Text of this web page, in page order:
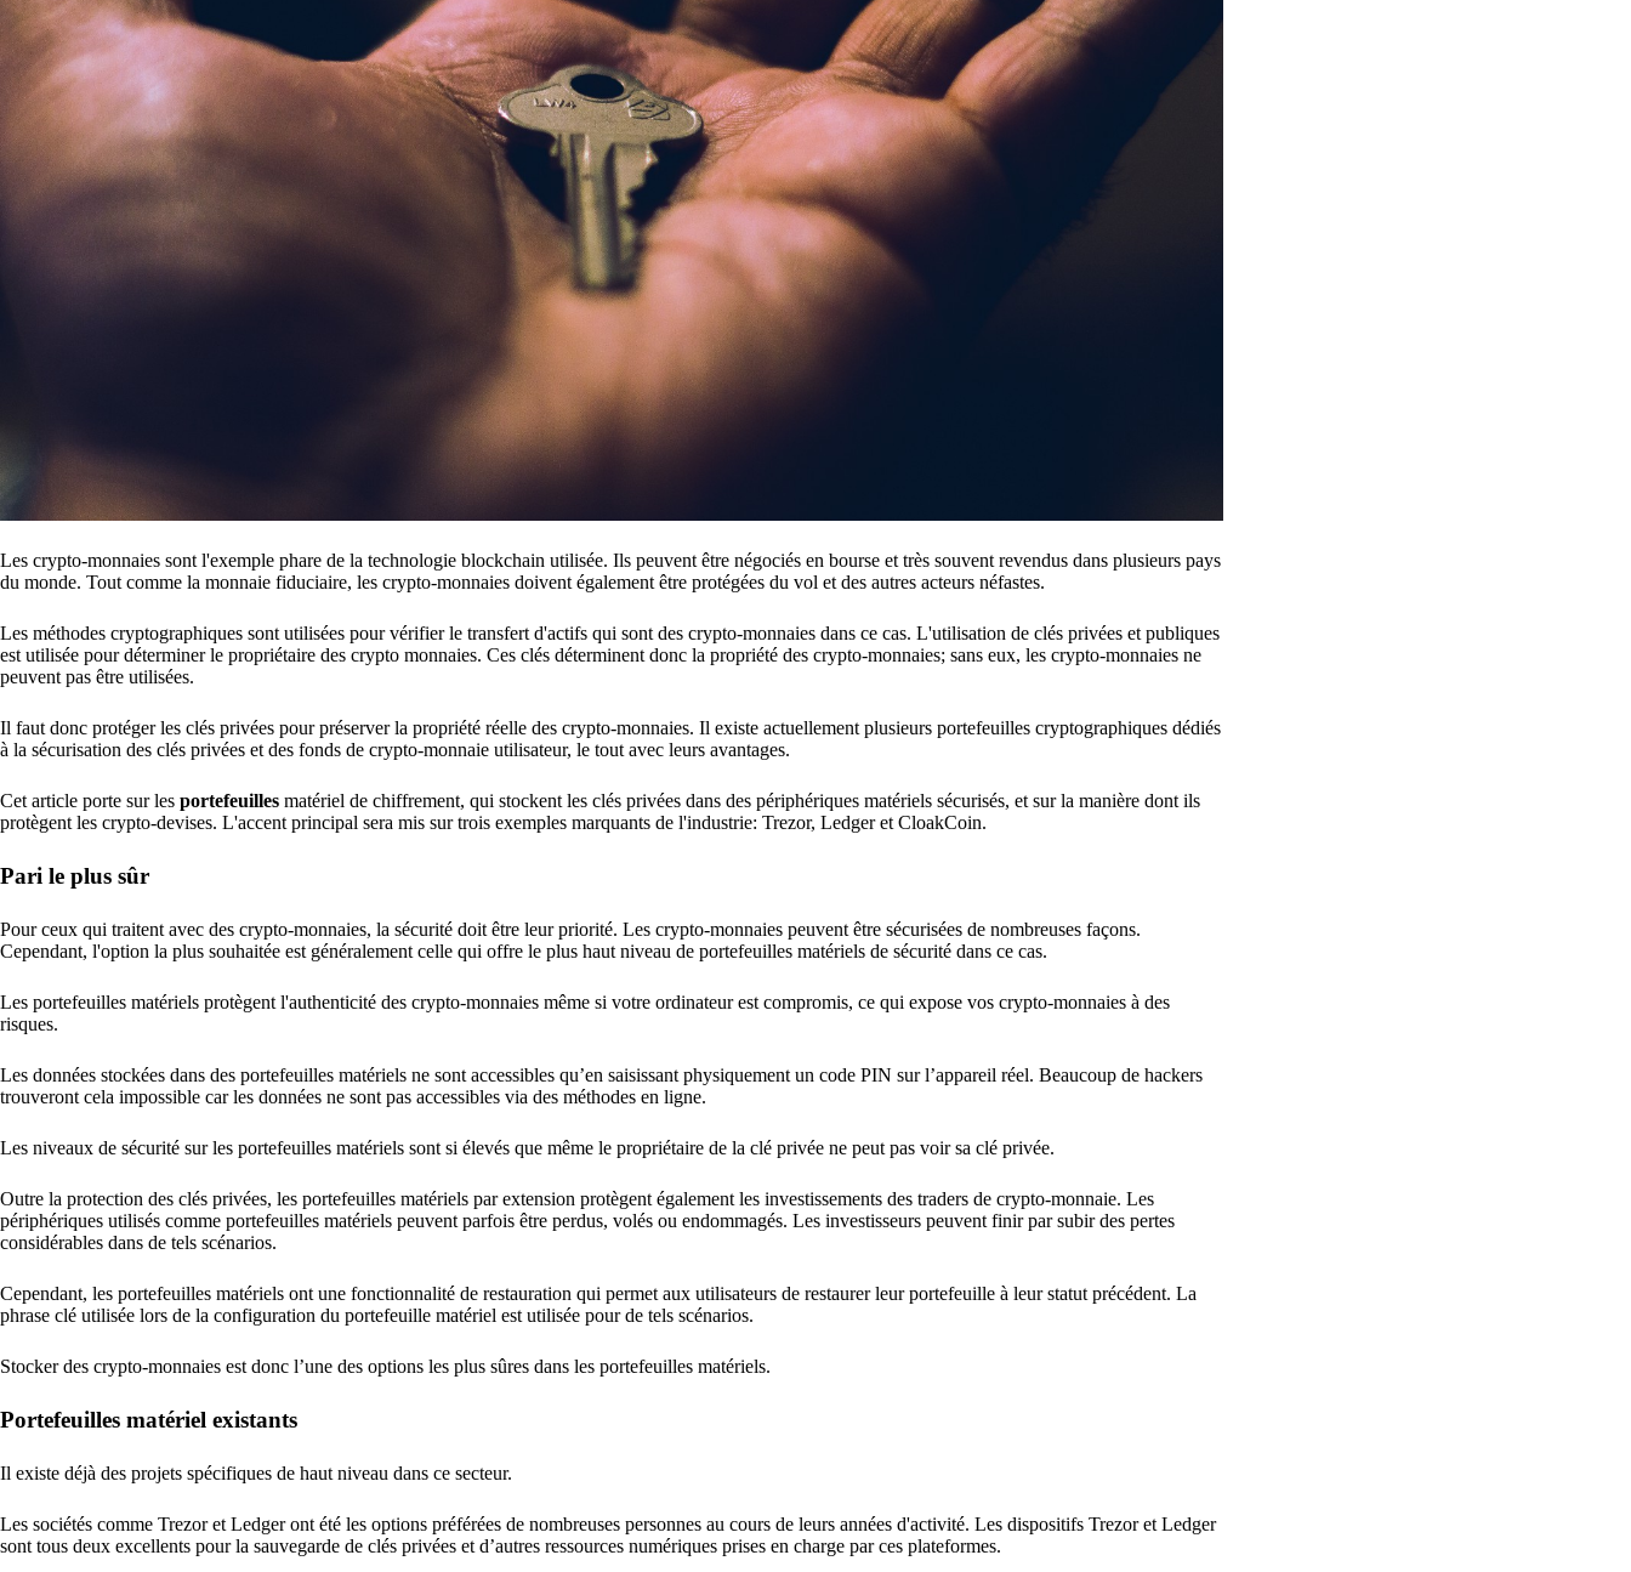
Les crypto-monnaies sont l'exemple phare de la technologie blockchain utilisée. Ils peuvent être négociés en bourse et très souvent revendus dans plusieurs pays
du monde. Tout comme la monnaie fiduciaire, les crypto-monnaies doivent également être protégées du vol et des autres acteurs néfastes.
Les méthodes cryptographiques sont utilisées pour vérifier le transfert d'actifs qui sont des crypto-monnaies dans ce cas. L'utilisation de clés privées et publiques
est utilisée pour déterminer le propriétaire des crypto monnaies. Ces clés déterminent donc la propriété des crypto-monnaies; sans eux, les crypto-monnaies ne
peuvent pas être utilisées.
Il faut donc protéger les clés privées pour préserver la propriété réelle des crypto-monnaies. Il existe actuellement plusieurs portefeuilles cryptographiques dédiés
à la sécurisation des clés privées et des fonds de crypto-monnaie utilisateur, le tout avec leurs avantages.
Cet article porte sur les portefeuilles matériel de chiffrement, qui stockent les clés privées dans des périphériques matériels sécurisés, et sur la manière dont ils
protègent les crypto-devises. L'accent principal sera mis sur trois exemples marquants de l'industrie: Trezor, Ledger et CloakCoin.
Pari le plus sûr
Pour ceux qui traitent avec des crypto-monnaies, la sécurité doit être leur priorité. Les crypto-monnaies peuvent être sécurisées de nombreuses façons.
Cependant, l'option la plus souhaitée est généralement celle qui offre le plus haut niveau de portefeuilles matériels de sécurité dans ce cas.
Les portefeuilles matériels protègent l'authenticité des crypto-monnaies même si votre ordinateur est compromis, ce qui expose vos crypto-monnaies à des
risques.
Les données stockées dans des portefeuilles matériels ne sont accessibles qu’en saisissant physiquement un code PIN sur l’appareil réel. Beaucoup de hackers
trouveront cela impossible car les données ne sont pas accessibles via des méthodes en ligne.
Les niveaux de sécurité sur les portefeuilles matériels sont si élevés que même le propriétaire de la clé privée ne peut pas voir sa clé privée.
Outre la protection des clés privées, les portefeuilles matériels par extension protègent également les investissements des traders de crypto-monnaie. Les
périphériques utilisés comme portefeuilles matériels peuvent parfois être perdus, volés ou endommagés. Les investisseurs peuvent finir par subir des pertes
considérables dans de tels scénarios.
Cependant, les portefeuilles matériels ont une fonctionnalité de restauration qui permet aux utilisateurs de restaurer leur portefeuille à leur statut précédent. La
phrase clé utilisée lors de la configuration du portefeuille matériel est utilisée pour de tels scénarios.
Stocker des crypto-monnaies est donc l’une des options les plus sûres dans les portefeuilles matériels.
Portefeuilles matériel existants
Il existe déjà des projets spécifiques de haut niveau dans ce secteur.
Les sociétés comme Trezor et Ledger ont été les options préférées de nombreuses personnes au cours de leurs années d'activité. Les dispositifs Trezor et Ledger
sont tous deux excellents pour la sauvegarde de clés privées et d’autres ressources numériques prises en charge par ces plateformes.